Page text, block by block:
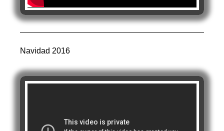
Navidad 2016